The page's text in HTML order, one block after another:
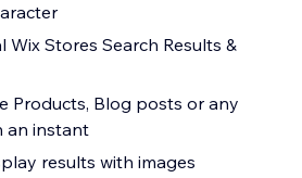
Wix Stores Search Results &
Products, Blog posts or any
an instant
results with images